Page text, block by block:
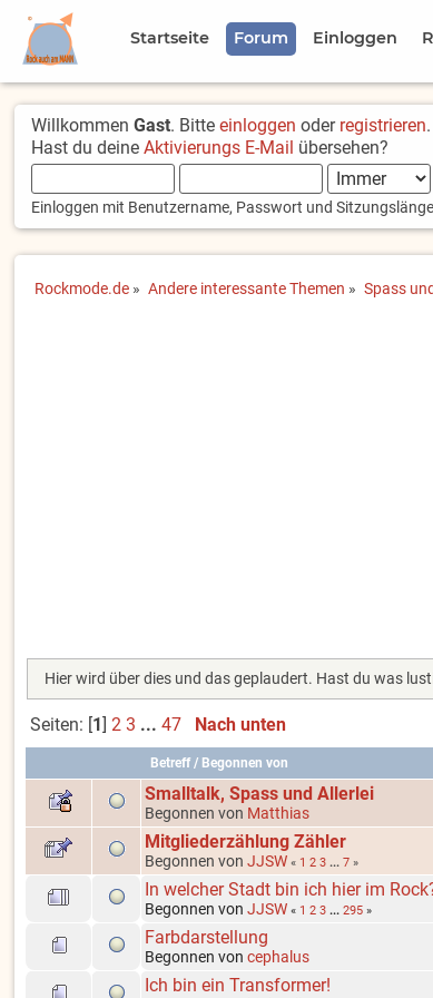
Startseite Forum Einloggen
WillkommenGast. Bitteeinloggen oder registrieren.
Hast du deineAktivierungs E-Mail übersehen?
Einloggen mit Benutzername, Passwort und Sitzungslänge
Rockmode.de » Andere interessante Themen » Spass
Hier wird über dies und das geplaudert. Hast du was
Seiten: [1] 2 3 ... 47 Nach unten
Betreff/ Begonnen von
Smalltalk, Spass und Allerlei
Begonnen von Matthias
Mitgliederzählung Zähler
Begonnen vonJJSW « 1 2 3 ...7 »
In welcher Stadt bin ich hier im
Begonnen vonJJSW « 1 2 3 ...295 »
Farbdarstellung
Begonnen voncephalus
Ich bin ein Transformer!